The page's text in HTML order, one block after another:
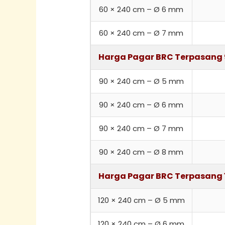
60 × 240 cm – Ø 6 mm
60 × 240 cm – Ø 7 mm
Harga Pagar BRC Terpasang
90 × 240 cm – Ø 5 mm
90 × 240 cm – Ø 6 mm
90 × 240 cm – Ø 7 mm
90 × 240 cm – Ø 8 mm
Harga Pagar BRC Terpasang
120 × 240 cm – Ø 5 mm